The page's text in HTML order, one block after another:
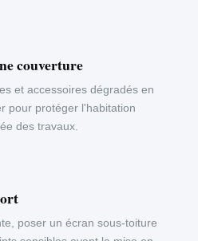
couverture
et accessoires dégradés en
pour protéger l'habitation
des travaux.
poser un écran sous-toiture